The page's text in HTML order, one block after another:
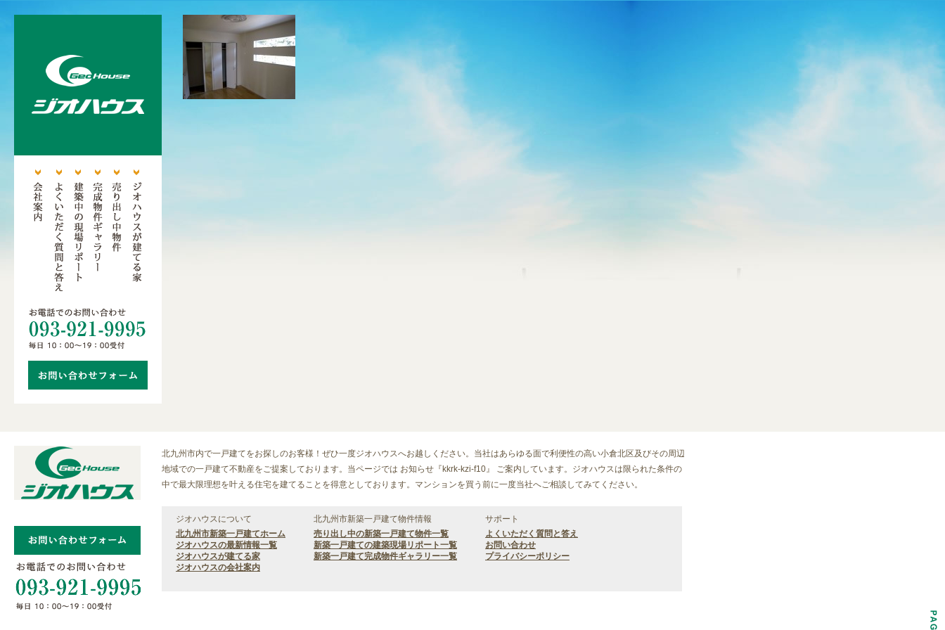
北九州市内で一戸建てをお探しのお客様！ぜひ一度ジオハウスへお越しください。当社はあらゆる面で利便性の高い小倉北区及びその周辺
地域での一戸建て不動産をご提案しております。当ページでは お知らせ『kkrk-kzi-f10』 ご案内しています。ジオハウスは限られた条件の
中で最大限理想を叶える住宅を建てることを得意としております。マンションを買う前に一度当社へご相談してみてください。
ジオハウスについて
北九州市新築一戸建てホーム
ジオハウスの最新情報一覧
ジオハウスが建てる家
ジオハウスの会社案内
北九州市新築一戸建て物件情報
売り出し中の新築一戸建て物件一覧
新築一戸建ての建築現場リポート一覧
新築一戸建て完成物件ギャラリー一覧
サポート
よくいただく質問と答え
お問い合わせ
プライバシーポリシー